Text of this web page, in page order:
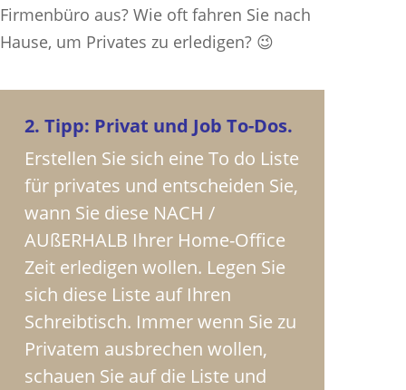
Firmenbüro aus? Wie oft fahren Sie nach
Hause, um Privates zu erledigen? 😉
2. Tipp: Privat und Job To-Dos.
Erstellen Sie sich eine To do Liste
für privates und entscheiden Sie,
wann Sie diese NACH /
AUßERHALB Ihrer Home-Office
Zeit erledigen wollen. Legen Sie
sich diese Liste auf Ihren
Schreibtisch. Immer wenn Sie zu
Privatem ausbrechen wollen,
schauen Sie auf die Liste und